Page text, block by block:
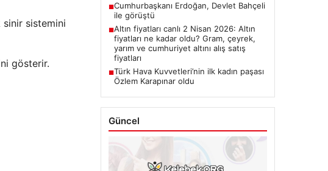
sinir sistemini
gösterir.
■Cumhurbaşkanı Erdoğan, Devlet Bahçeli
ile görüştü
■Altın fiyatları canlı 2 Nisan 2026: Altın
fiyatları ne kadar oldu? Gram, çeyrek,
yarım ve cumhuriyet altını alış satış
fiyatları
■Türk Hava Kuvvetleri’nin ilk kadın paşası
Özlem Karapınar oldu
Güncel